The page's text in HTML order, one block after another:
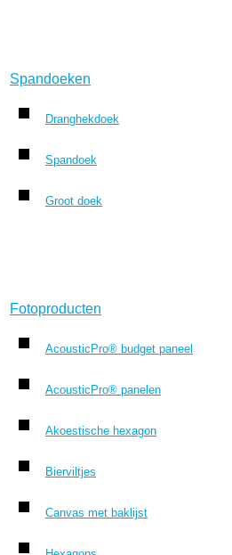
Spandoeken
Dranghekdoek
Spandoek
Groot doek
Fotoproducten
AcousticPro® budget paneel
AcousticPro® panelen
Akoestische hexagon
Bierviltjes
Canvas met baklijst